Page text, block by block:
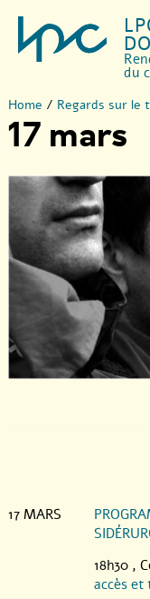
du
Home / Regards sur le
17 mars
17 MARS
18h30 ,
accès